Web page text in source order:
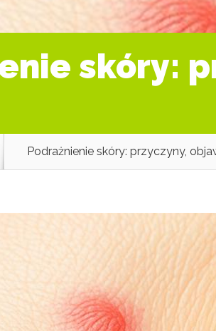
skóry:
Podrażnienie skóry: przyczyny,